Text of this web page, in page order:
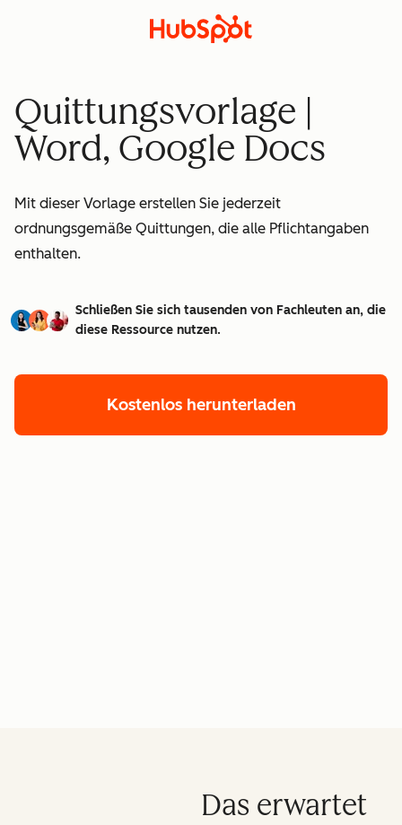
Quittungsvorlage |
Word, Google Docs
Mit dieser Vorlage erstellen Sie jederzeit
ordnungsgemäße Quittungen, die alle Pflichtangaben
enthalten.
Schließen Sie sich tausenden von Fachleuten an, die
diese Ressource nutzen.
Kostenlos herunterladen
Das erwartet